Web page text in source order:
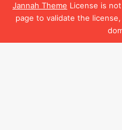
Jannah Theme License is
page to validate the
Facebook